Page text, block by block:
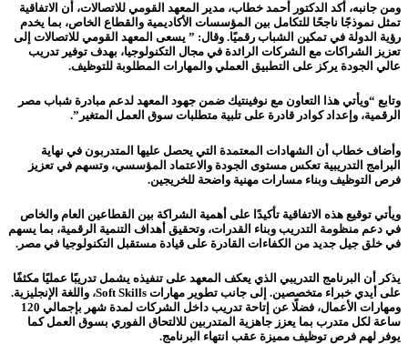
ومن جانبه، أكد الدكتور أحمد خطاب، مدير المعهد القومي للاتصالات، أن الاتفاقية
تمثل نموذجًا ناجحًا للتكامل بين المؤسسات الأكاديمية والقطاع الخاص، بما يخدم
رؤية الدولة في تمكين الشباب رقميًا. وقال: ” يسعى المعهد القومي للاتصالات إلى
تعزيز الشراكات مع الشركات الرائدة في مجال التكنولوجيا، بهدف توفير تدريب
عالي الجودة يركز على التطبيق العملي والمهارات المطلوبة للتوظيف.
وتابع “ويأتي هذا التعاون مع نوفينتيك ضمن جهود المعهد لدعم مبادرة شباب مصر
الرقمية، وإعداد كوادر قادرة على تلبية متطلبات سوق العمل المتغير”.
وأضاف خطاب أن الشهادات المعتمدة التي يحصل عليها المتدربون في نهاية
البرامج التدريبية تعكس مستوى الجودة والاعتماد المؤسسي، وتسهم في تعزيز
فرص التوظيف وبناء مسارات مهنية واضحة للخريجين.
ويأتي توقيع هذه الاتفاقية تأكيدًا على أهمية الشراكة بين القطاعين العام والخاص
في دعم منظومة التدريب وبناء القدرات، وتحقيق أهداف التنمية الرقمية، بما يسهم
في خلق جيل جديد من الكفاءات القادرة على قيادة مستقبل التكنولوجيا في مصر.
يذكر أن البرنامج التدريبي الذي يعكف المعهد على تنفيذه يشمل تدريبًا عمليًا مكثفًا
على أيدي خبراء متخصصين. إلى جانب تطوير مهارات Soft Skills، واللغة الإنجليزية.
ومهارات الأعمال، فضلًا عن إتاحة تدريب داخل الشركات لمدة شهر بإجمالي 120
ساعة لكل متدرب بما يعزز جاهزية المتدربين للالتحاق الفوري بسوق العمل كما
يوفر لهم فرص توظيف مميزة عقب انتهاء البرنامج.